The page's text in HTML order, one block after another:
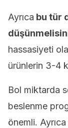
Ayrıca bu tür
hassasiyeti
ürünlerin 3-4
Bol miktarda
beslenme
önemli.